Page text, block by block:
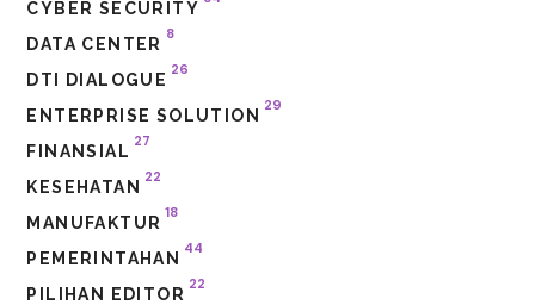
CYBER SECURITY
DATA CENTER
8
DTI DIALOGUE
26
ENTERPRISE SOLUTION
29
FINANSIAL
27
KESEHATAN
22
MANUFAKTUR
18
PEMERINTAHAN
44
PILIHAN EDITOR
22